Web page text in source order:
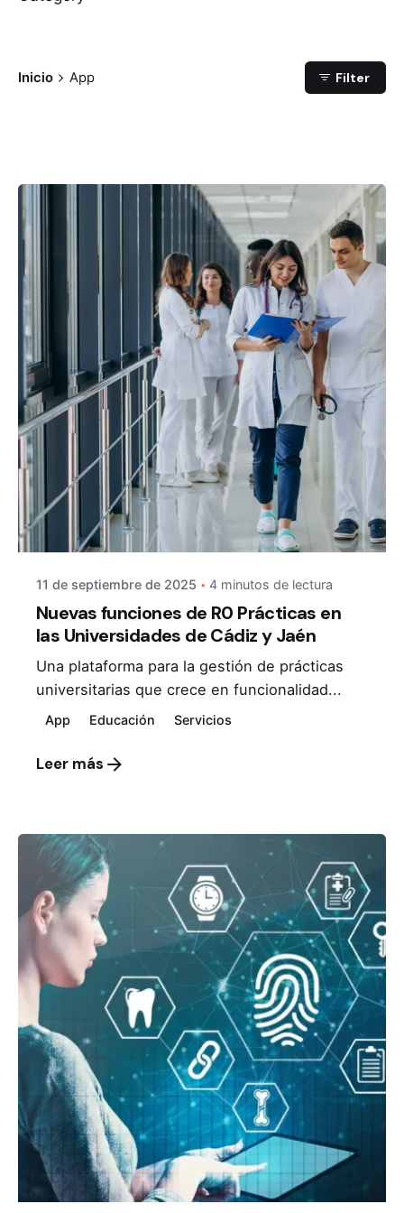
Inicio App Filter
11 de septiembre de 2025 4 minutos de lectura
Nuevas funciones de R0 Prácticas en
las Universidades de Cádiz y Jaén
Una plataforma para la gestión de prácticas
universitarias que crece en funcionalidad...
App Educación Servicios
Leer más